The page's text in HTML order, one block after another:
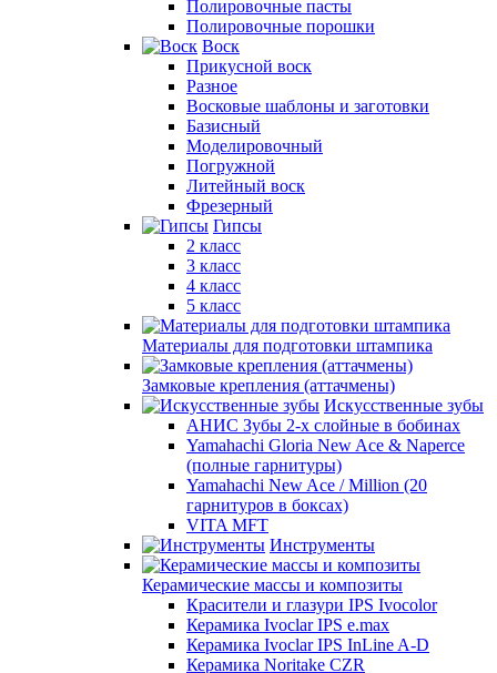
Полировочные пасты
Полировочные порошки
Воск
Прикусной воск
Разное
Восковые шаблоны и заготовки
Базисный
Моделировочный
Погружной
Литейный воск
Фрезерный
Гипсы
2 класс
3 класс
4 класс
5 класс
Материалы для подготовки штампика
Замковые крепления (аттачмены)
Искусственные зубы
АНИС Зубы 2-х слойные в бобинах
Yamahachi Gloria New Ace & Naperce
(полные гарнитуры)
Yamahachi New Ace / Million (20
гарнитуров в боксах)
VITA MFT
Инструменты
Керамические массы и композиты
Красители и глазури IPS Ivocolor
Керамика Ivoclar IPS e.max
Керамика Ivoclar IPS InLine A-D
Керамика Noritake CZR